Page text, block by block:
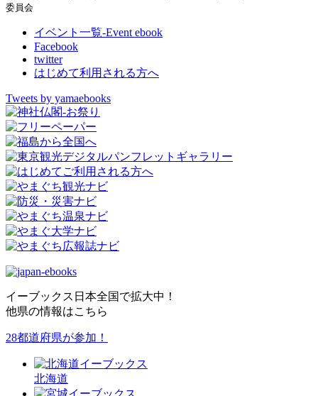
委員会
イベント一覧-Event ebook
Facebook
twitter
はじめて利用される方へ
Tweets by yamaebooks
イーブックス日本全国で拡大中！
他県の情報はこちら
28都道府県が参加！
北海道